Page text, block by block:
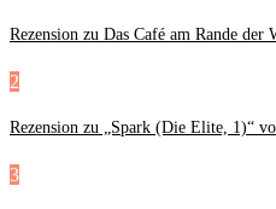
Rezension zu Das Café am Rande der
2
Rezension zu „Spark (Die Elite, 1)“
3